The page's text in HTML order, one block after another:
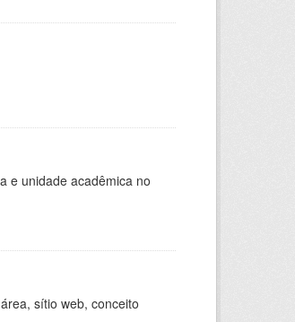
e unidade acadêmica no
sítio web, conceito